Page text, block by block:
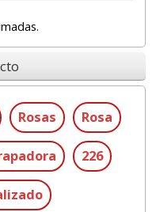
Rosas Rosa
226